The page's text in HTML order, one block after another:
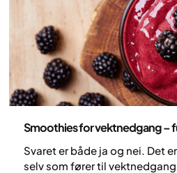
Smoothies for vektnedgang –
Svaret er både ja og nei. Det
selv som fører til